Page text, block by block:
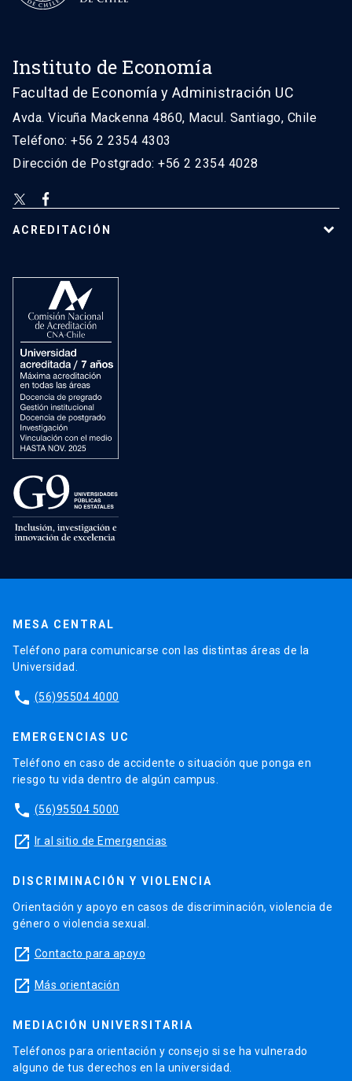
Instituto de Economía
Facultad de Economía y Administración UC
Avda. Vicuña Mackenna 4860, Macul. Santiago, Chile
Teléfono: +56 2 2354 4303
Dirección de Postgrado: +56 2 2354 4028
ACREDITACIÓN
MESA CENTRAL
Teléfono para comunicarse con las distintas áreas de la
Universidad.
phone (56)95504 4000
EMERGENCIAS UC
Teléfono en caso de accidente o situación que ponga en
riesgo tu vida dentro de algún campus.
phone (56)95504 5000
launch Ir al sitio de Emergencias
DISCRIMINACIÓN Y VIOLENCIA
Orientación y apoyo en casos de discriminación, violencia de
género o violencia sexual.
launch Contacto para apoyo
launch Más orientación
MEDIACIÓN UNIVERSITARIA
Teléfonos para orientación y consejo si se ha vulnerado
alguno de tus derechos en la universidad.